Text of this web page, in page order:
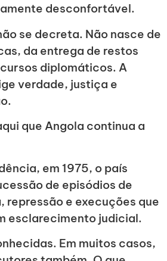
desconfortável.
se decreta. Não nasce de
da entrega de restos
diplomáticos. A
verdade, justiça e
que Angola continua a
em 1975, o país
de episódios de
e execuções que
esclarecimento judicial.
Em muitos casos,